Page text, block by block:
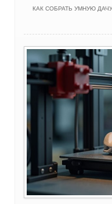
КАК СОБРАТЬ УМНУЮ